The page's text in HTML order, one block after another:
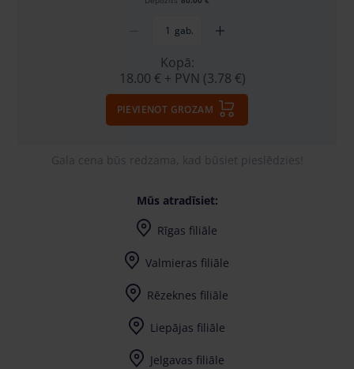
gab.
Kopā:
18.00 € + PVN (3.78 €)
PIEVIENOT GROZAM
Gala cena būs redzama, kad būsiet pieslēdzies!
Mūs atradīsiet:
Rīgas filiāle
Valmieras filiāle
Rēzeknes filiāle
Liepājas filiāle
Jelgavas filiāle